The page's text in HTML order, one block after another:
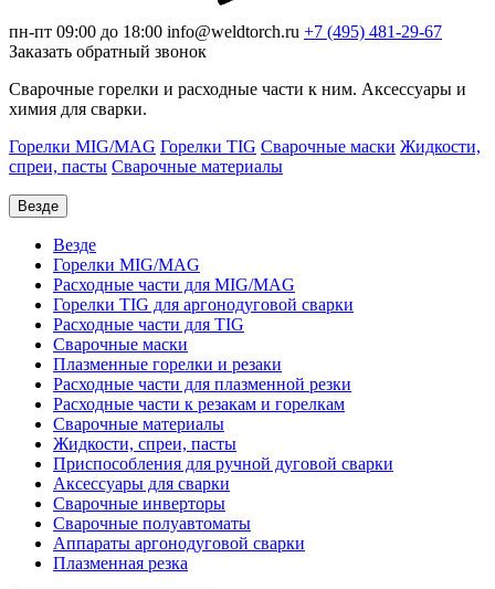
пн-пт 09:00 до 18:00 info@weldtorch.ru +7 (495) 481-29-67
Заказать обратный звонок
Сварочные горелки и расходные части к ним. Аксессуары и
химия для сварки.
Горелки MIG/MAG Горелки TIG Сварочные маски Жидкости,
спреи, пасты Сварочные материалы
Везде
Везде
Горелки MIG/MAG
Расходные части для MIG/MAG
Горелки TIG для аргонодуговой сварки
Расходные части для TIG
Сварочные маски
Плазменные горелки и резаки
Расходные части для плазменной резки
Расходные части к резакам и горелкам
Сварочные материалы
Жидкости, спреи, пасты
Приспособления для ручной дуговой сварки
Аксессуары для сварки
Сварочные инверторы
Сварочные полуавтоматы
Аппараты аргонодуговой сварки
Плазменная резка